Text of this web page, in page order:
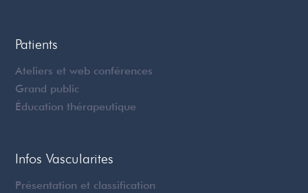
Patients
Ateliers et web conférences
Grand public
Éducation thérapeutique
Infos Vascularites
Présentation et classification